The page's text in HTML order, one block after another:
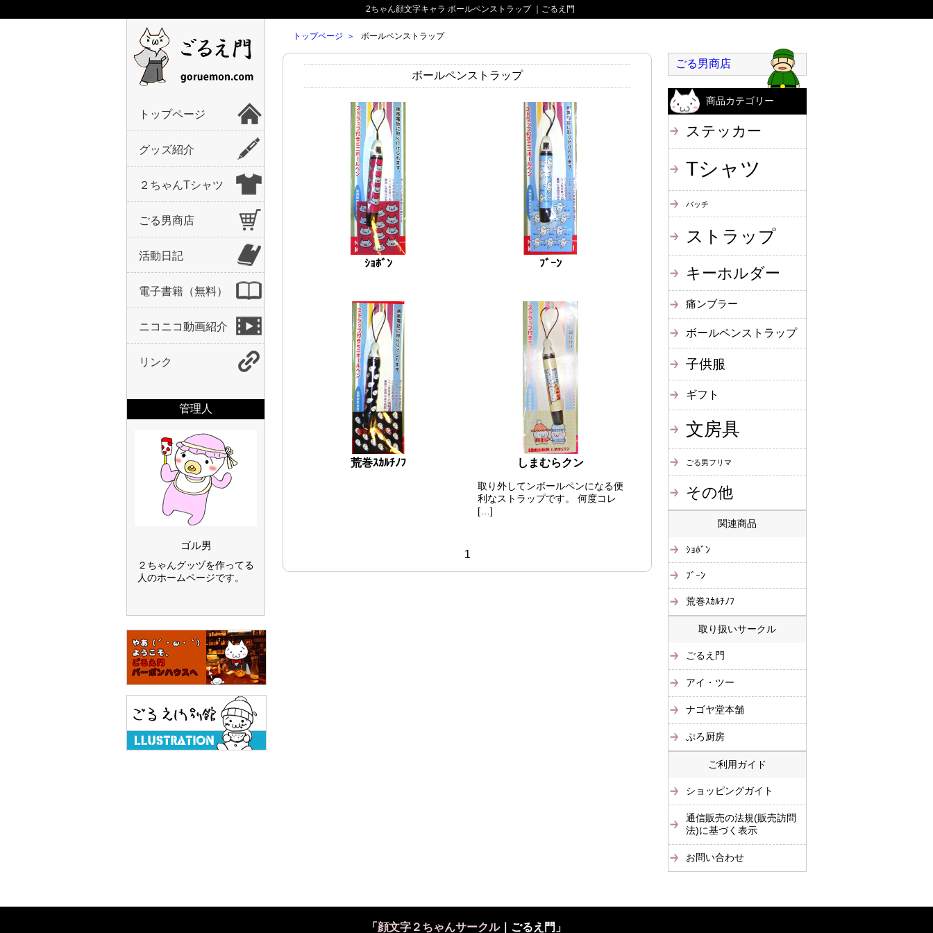
2ちゃん顔文字キャラ ボールペンストラップ ｜ごるえ門
トップページ
グッズ紹介
２ちゃんTシャツ
ごる男商店
活動日記
電子書籍（無料）
ニコニコ動画紹介
リンク
管理人
ゴル男
２ちゃんグッヅを作ってる
人のホームページです。
トップページ ボールペンストラップ
ボールペンストラップ
ｼｮﾎﾞﾝ ﾌﾞｰﾝ
荒巻ｽｶﾙﾁﾉﾌ しまむらクン
取り外してンボールペンになる便
利なストラップです。 何度コレ
[…]
1
ごる男商店
商品カテゴリー
ステッカー
Tシャツ
バッチ
ストラップ
キーホルダー
痛ンブラー
ボールペンストラップ
子供服
ギフト
文房具
ごる男フリマ
その他
関連商品
ｼｮﾎﾞﾝ
ﾌﾞｰﾝ
荒巻ｽｶﾙﾁﾉﾌ
取り扱いサークル
ごるえ門
アイ・ツー
ナゴヤ堂本舗
ぷろ厨房
ご利用ガイド
ショッピングガイト
通信販売の法規(販売訪問
法)に基づく表示
お問い合わせ
「 顔文字２ちゃんサークル｜ごるえ門」